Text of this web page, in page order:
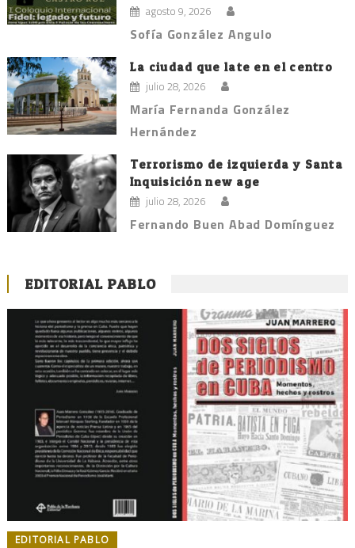
agosto 9, 2026
Sofía González Angulo
La ciudad que late en el centro
julio 28, 2026
María Fernanda González
Hernández
Terrorismo de izquierda y Santa
Inquisición new age
julio 28, 2026
Fernando Buen Abad Domínguez
EDITORIAL PABLO
EDITORIAL PABLO